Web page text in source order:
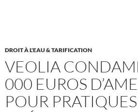
DROIT À L'EAU & TARIFICATION
VEOLIA
000 EUROS
POUR PRATIQUES